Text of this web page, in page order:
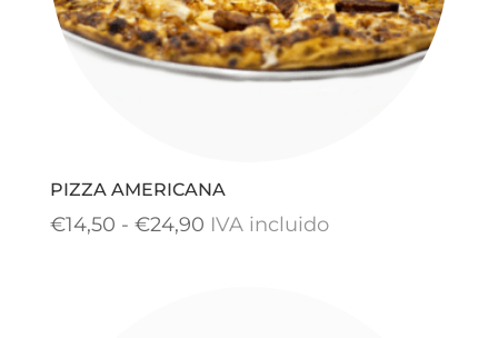
PIZZA AMERICANA
€14,50 - €24,90Rango
IVA incluido